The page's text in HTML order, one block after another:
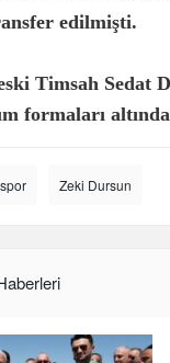
edilmişti.
Timsah Sedat
formaları
Zeki Dursun